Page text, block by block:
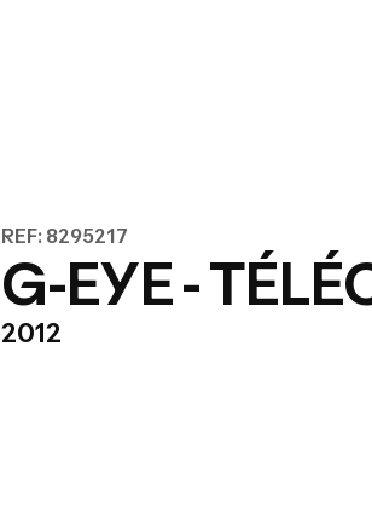
REF: 8295217
G-EYE -
2012